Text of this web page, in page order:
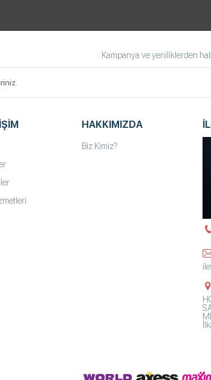
Kampanya ve yeniliklerden
HAKKIMIZDA
Biz Kimiz?